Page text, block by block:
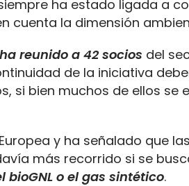
ha estado ligada a
cuenta la dimensión
ha reunido a 42 socios del
de la iniciativa
si bien muchos de ellos se
y ha señalado que
más recorrido si se
o el gas sintético.